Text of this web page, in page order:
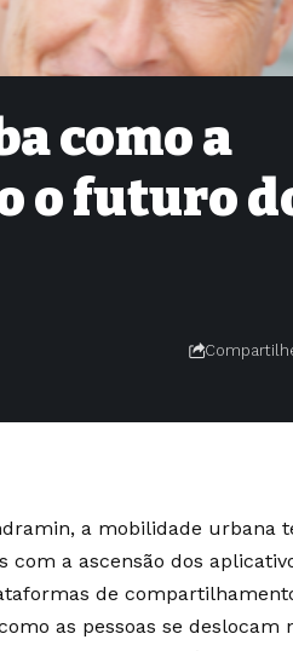
como a
o futuro
a mobilidade urbana
com a ascensão dos
de
as pessoas se deslocam